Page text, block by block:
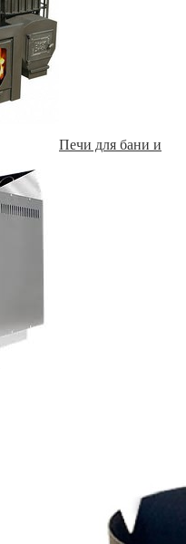
Печи для бани и